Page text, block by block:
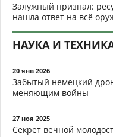
Залужный признал:
нашла ответ на всё
НАУКА И
20 янв 2026
Забытый немецкий
меняющим войны
27 ноя 2025
Секрет вечной